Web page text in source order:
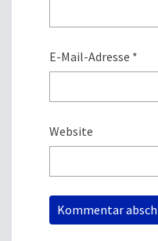
E-Mail-Adresse *
Website